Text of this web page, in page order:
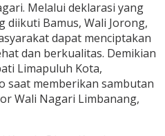
Melalui deklarasi yang
diikuti Bamus, Wali Jorong,
dapat menciptakan
dan berkualitas. Demikian
Limapuluh Kota,
saat memberikan sambutan
Wali Nagari Limbanang,